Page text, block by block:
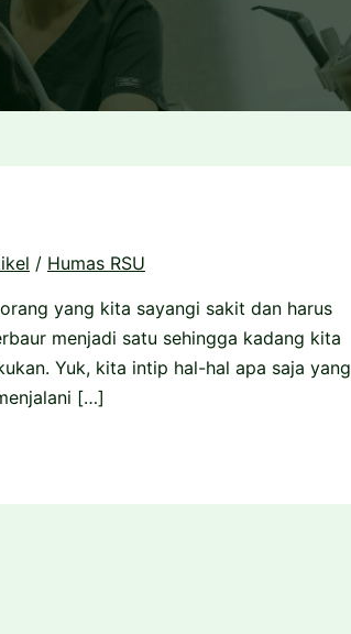
/ Humas RSU
yang kita sayangi sakit dan harus
menjadi satu sehingga kadang kita
Yuk, kita intip hal-hal apa saja yang
[…]